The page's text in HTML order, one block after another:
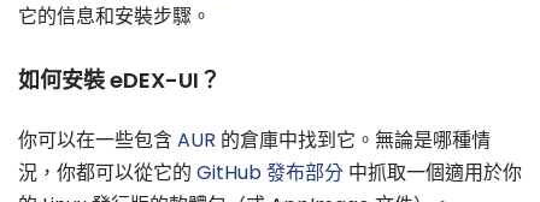
它的信息和安裝步驟。
如何安裝 eDEX-UI？
你可以在一些包含AUR 的倉庫中找到它。無論是哪種情
況，你都可以從它的 GitHub 發布部分 中抓取一個適用於你